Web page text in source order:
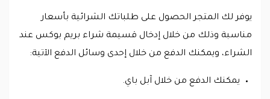
يوفر لك المتجر الحصول على طلباتك الشرائية بأسعار
مناسبة وذلك من خلال إدخال قسيمة شراء بريم بوكس عند
الشراء، ويمكنك الدفع من خلال إحدى وسائل الدفع الآتية:
يمكنك الدفع من خلال آبل باي.